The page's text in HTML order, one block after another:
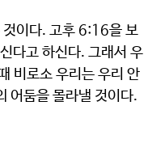
것이다. 고후 6:16을 보
다고 하신다. 그래서 우
비로소 우리는 우리 안
어둠을 몰라낼 것이다.